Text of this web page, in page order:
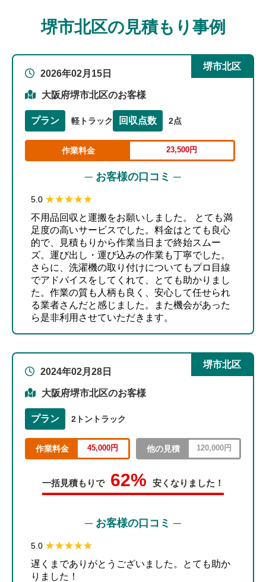
堺市北区の見積もり事例
堺市北区
2026年02月15日
大阪府堺市北区のお客様
プラン 軽トラック 回収点数 2点
作業料金 23,500円
─ お客様の口コミ ─
5.0 ★★★★★
★★★★★
不用品回収と運搬をお願いしました。 とても満
足度の高いサービスでした。料金はとても良心
的で、見積もりから作業当日まで終始スムー
ズ。運び出し・運び込みの作業も丁寧でした。
さらに、洗濯機の取り付けについてもプロ目線
でアドバイスをしてくれて、とても助かりまし
た。作業の質も人柄も良く、安心して任せられ
る業者さんだと感じました。また機会があった
ら是非利用させていただきます。
堺市北区
2024年02月28日
大阪府堺市北区のお客様
プラン 2トントラック
作業料金 45,000円 他の見積 120,000円
一括見積もりで 62% 安くなりました！
─ お客様の口コミ ─
5.0 ★★★★★
★★★★★
遅くまでありがとうございました。とても助か
りました！